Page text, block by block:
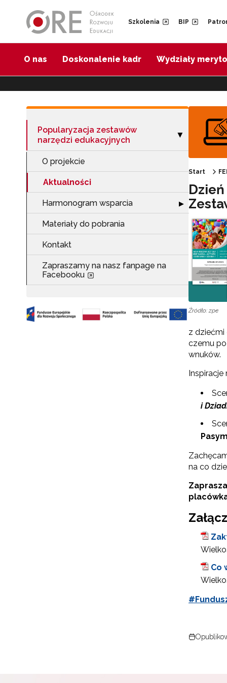
Szkolenia BIP
O nas Doskonalenie kadr Wydziały
Popularyzacja zestawów
narzędzi edukacyjnych
Zwiń sekcję
▶
O projekcie
Aktualności
Harmonogram wsparcia Rozwiń sekcję
▶
Materiały do pobrania
Kontakt
Zapraszamy na nasz fanpage na
Facebooku
Start
Źródło: zpe
z
czemu
wnuków.
i
na co
Co